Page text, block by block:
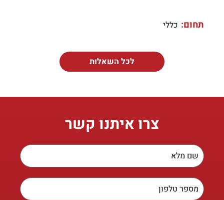
תחום: כללי
לכל השאלות
צרו איתנו קשר